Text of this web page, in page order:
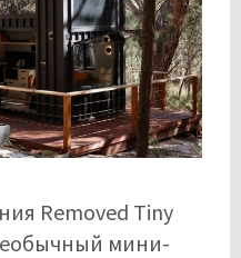
Removed Tiny
мини-